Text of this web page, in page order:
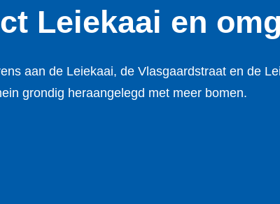
Leiekaai en
aan de Leiekaai, de Vlasgaardstraat en de
grondig heraangelegd met meer bomen.